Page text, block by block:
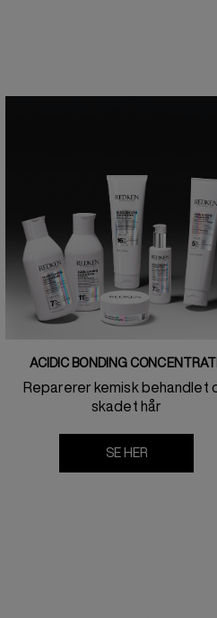
ACIDIC BONDING
Reparerer kemisk behandlet
skadet hår
SE HER